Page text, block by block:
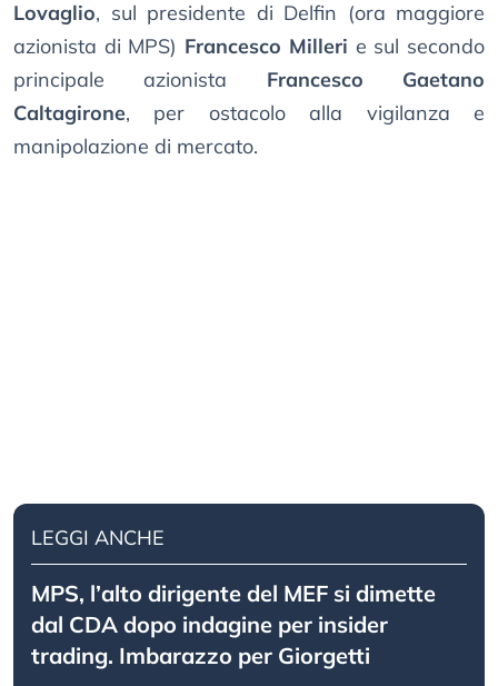
Lovaglio, sul presidente di Delfin (ora maggiore
azionista di MPS) Francesco Milleri e sul secondo
principale azionista Francesco Gaetano
Caltagirone, per ostacolo alla vigilanza e
manipolazione di mercato.
LEGGI ANCHE
MPS, l’alto dirigente del MEF si dimette
dal CDA dopo indagine per insider
trading. Imbarazzo per Giorgetti